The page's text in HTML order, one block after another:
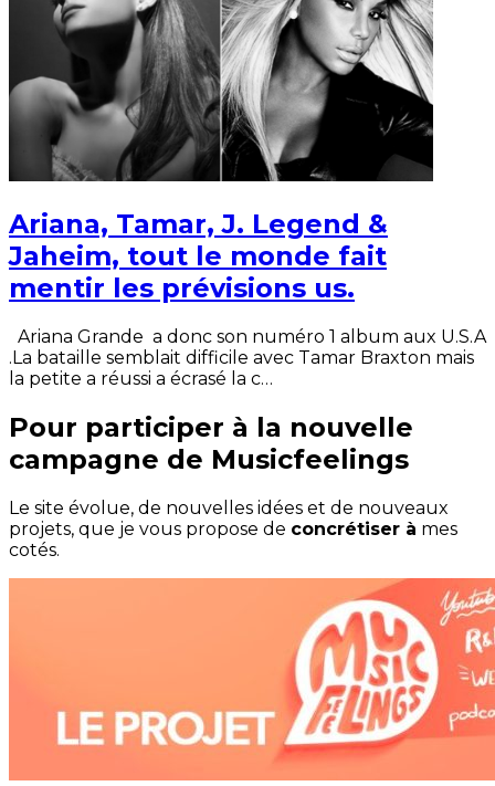
Ariana, Tamar, J. Legend &
Jaheim, tout le monde fait
mentir les prévisions us.
Ariana Grande a donc son numéro 1 album aux U.S.A
.La bataille semblait difficile avec Tamar Braxton mais
la petite a réussi a écrasé la c…
Pour participer à la nouvelle
campagne de Musicfeelings
Le site évolue, de nouvelles idées et de nouveaux
projets, que je vous propose de concrétiser à mes
cotés.